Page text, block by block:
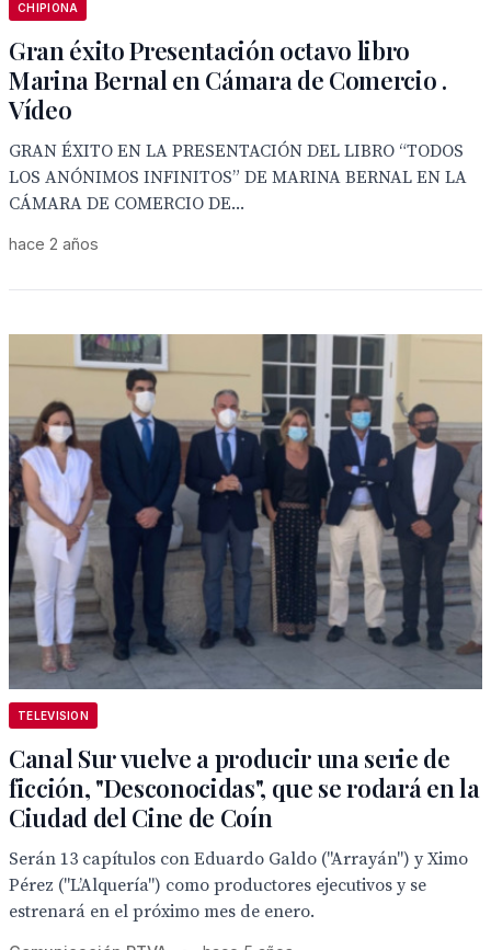
CHIPIONA
Gran éxito Presentación octavo libro
Marina Bernal en Cámara de Comercio .
Vídeo
GRAN ÉXITO EN LA PRESENTACIÓN DEL LIBRO “TODOS
LOS ANÓNIMOS INFINITOS” DE MARINA BERNAL EN LA
CÁMARA DE COMERCIO DE...
hace 2 años
TELEVISION
Canal Sur vuelve a producir una serie de
ficción, "Desconocidas", que se rodará en la
Ciudad del Cine de Coín
Serán 13 capítulos con Eduardo Galdo ("Arrayán") y Ximo
Pérez ("L’Alquería") como productores ejecutivos y se
estrenará en el próximo mes de enero.